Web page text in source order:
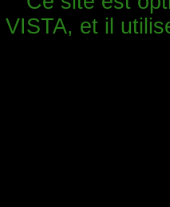
VISTA, et il